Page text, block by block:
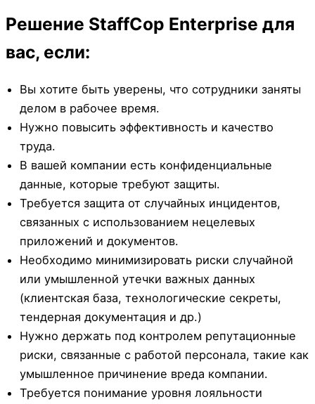
Решение StaffCop Enterprise для
вас, если:
Вы хотите быть уверены, что сотрудники заняты
делом в рабочее время.
Нужно повысить эффективность и качество
труда.
В вашей компании есть конфиденциальные
данные, которые требуют защиты.
Требуется защита от случайных инцидентов,
связанных с использованием нецелевых
приложений и документов.
Необходимо минимизировать риски случайной
или умышленной утечки важных данных
(клиентская база, технологические секреты,
тендерная документация и др.)
Нужно держать под контролем репутационные
риски, связанные с работой персонала, такие как
умышленное причинение вреда компании.
Требуется понимание уровня лояльности